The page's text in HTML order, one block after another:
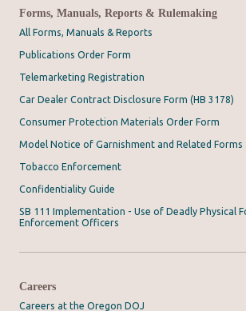
Forms, Manuals, Reports & Rulemaking
All Forms, Manuals & Reports
Publications Order Form
Telemarketing Registration
Car Dealer Contract Disclosure Form (HB 3178)
Consumer Protection Materials Order Form
Model Notice of Garnishment and Related Forms
Tobacco Enforcement
Confidentiality Guide
SB 111 Implementation - Use of Deadly Physical
Enforcement Officers
Careers
Careers at the Oregon DOJ